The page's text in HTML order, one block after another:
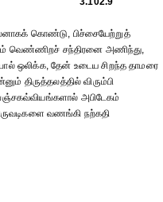
கொண்டு, பிச்சையேற்றுத்
வெண்ணிறச் சந்திரனை அணிந்து,
ஒலிக்க, தேன் உடைய சிறந்த தாமரை
திருத்தலத்தில் விரும்பி
பஞ்சகவ்வியங்களால் அபிடேகம்
வணங்கி நற்கதி